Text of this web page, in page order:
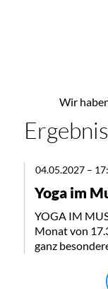
Wir
04.05.2027 –
Yoga im
YOGA IM
Monat von
ganz